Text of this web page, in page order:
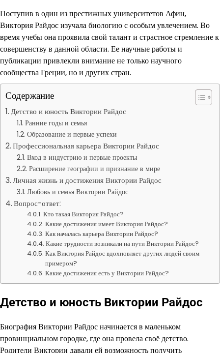
Поступив в один из престижных университетов Афин,
Виктория Райдос изучала биологию с особым увлечением. Во
время учебы она проявила свой талант и страстное стремление к
совершенству в данной области. Ее научные работы и
публикации привлекли внимание не только научного
сообщества Греции, но и других стран.
Содержание
Детство и юность Виктории Райдос
Ранние годы и семья
Образование и первые успехи
Профессиональная карьера Виктории Райдос
Вход в индустрию и первые проекты
Расширение географии и признание в мире
Личная жизнь и достижения Виктории Райдос
Любовь и семья Виктории Райдос
Вопрос-ответ:
Кто такая Виктория Райдос?
Какие достижения имеет Виктория Райдос?
Как началась карьера Виктории Райдос?
Какие трудности возникали на пути Виктории Райдос?
Как Виктория Райдос вдохновляет других людей своим
примером?
Какие достижения есть у Виктории Райдос?
Детство и юность Виктории Райдос
Биография Виктории Райдос начинается в маленьком
провинциальном городке, где она провела своё детство.
Родители Виктории давали ей возможность получить